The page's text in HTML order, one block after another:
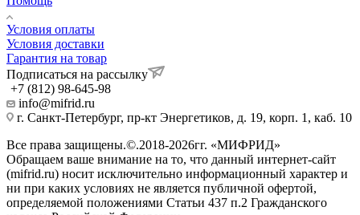
Условия оплаты
Условия доставки
Гарантия на товар
Подписаться на рассылку
+7 (812) 98-645-98
info@mifrid.ru
г. Санкт-Петербург, пр-кт Энергетиков, д. 19, корп. 1, каб. 10
Все права защищены.©.2018-2026гг. «МИФРИД»
Обращаем ваше внимание на то, что данный интернет-сайт
(mifrid.ru) носит исключительно информационный характер и
ни при каких условиях не является публичной офертой,
определяемой положениями Статьи 437 п.2 Гражданского